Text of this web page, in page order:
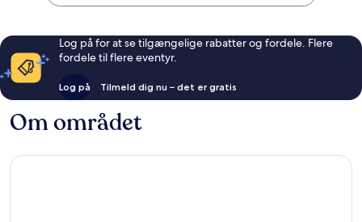
Log på for at se tilgængelige rabatter og fordele. Flere
fordele til flere eventyr.
Log på Tilmeld dig nu – det er gratis
Om området